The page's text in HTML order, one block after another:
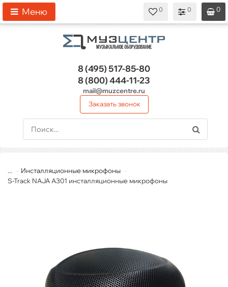
0
0
0
Меню
8 (495)517-85-80
8 (800)444-11-23
mail@muzcentre.ru
Заказать звонок
...
Инсталляционные микрофоны
S-Track NAJA A301 инсталляционные микрофоны